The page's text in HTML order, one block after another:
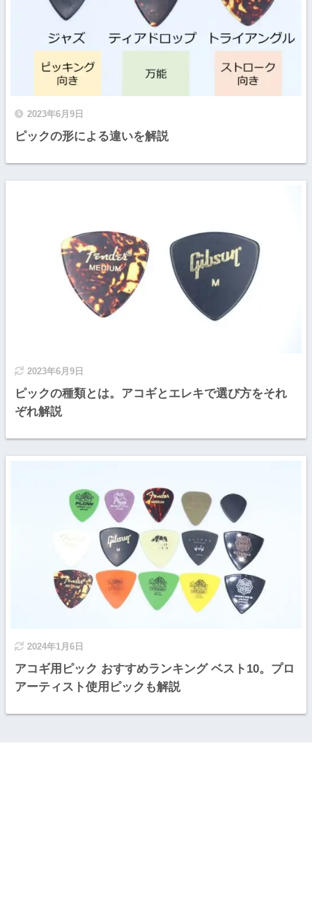
2023年6月9日
ピックの形による違いを解説
2023年6月9日
ピックの種類とは。アコギとエレキで選び方をそれ
ぞれ解説
2024年1月6日
アコギ用ピック おすすめランキング ベスト10。プロ
アーティスト使用ピックも解説